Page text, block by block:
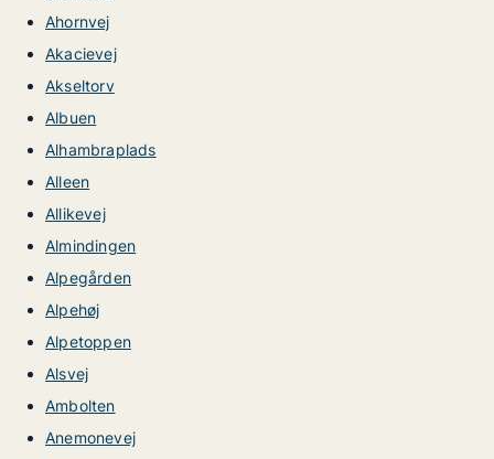
Ahornvej
Akacievej
Akseltorv
Albuen
Alhambraplads
Alleen
Allikevej
Almindingen
Alpegården
Alpehøj
Alpetoppen
Alsvej
Ambolten
Anemonevej